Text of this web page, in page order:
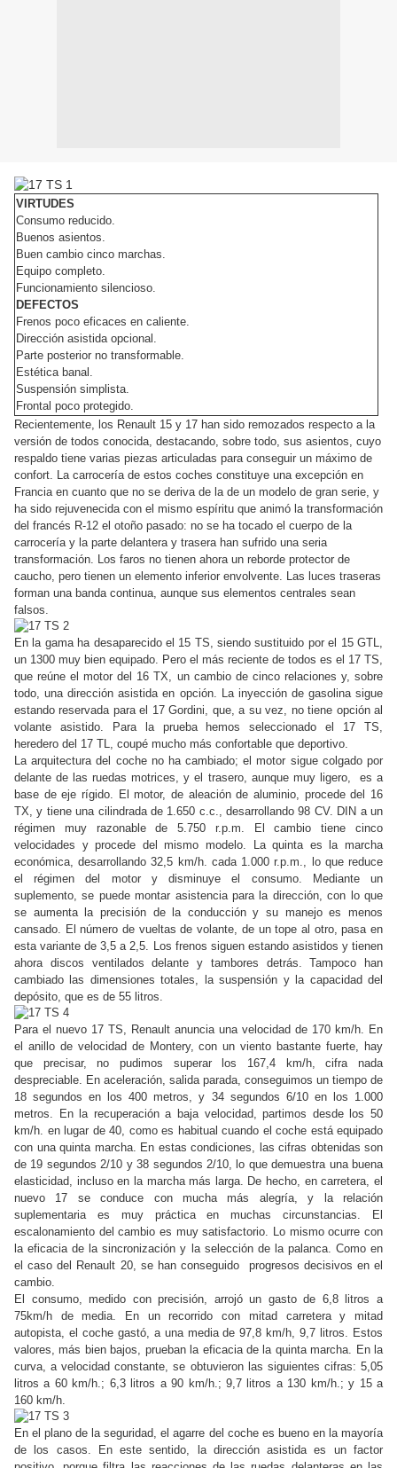
VIRTUDES
Consumo reducido.
Buenos asientos.
Buen cambio cinco marchas.
Equipo completo.
Funcionamiento silencioso.
DEFECTOS
Frenos poco eficaces en caliente.
Dirección asistida opcional.
Parte posterior no transformable.
Estética banal.
Suspensión simplista.
Frontal poco protegido.
Recientemente, los Renault 15 y 17 han sido remozados respecto a la
versión de todos conocida, destacando, sobre todo, sus asientos, cuyo
respaldo tiene varias piezas articuladas para conseguir un máximo de
confort. La carrocería de estos coches constituye una excepción en
Francia en cuanto que no se deriva de la de un modelo de gran serie, y
ha sido rejuvenecida con el mismo espíritu que animó la transformación
del francés R-12 el otoño pasado: no se ha tocado el cuerpo de la
carrocería y la parte delantera y trasera han sufrido una seria
transformación. Los faros no tienen ahora un reborde protector de
caucho, pero tienen un elemento inferior envolvente. Las luces traseras
forman una banda continua, aunque sus elementos centrales sean
falsos.
En la gama ha desaparecido el 15 TS, siendo sustituido por el 15 GTL,
un 1300 muy bien equipado. Pero el más reciente de todos es el 17 TS,
que reúne el motor del 16 TX, un cambio de cinco relaciones y, sobre
todo, una dirección asistida en opción. La inyección de gasolina sigue
estando reservada para el 17 Gordini, que, a su vez, no tiene opción al
volante asistido. Para la prueba hemos seleccionado el 17 TS,
heredero del 17 TL, coupé mucho más confortable que deportivo.
La arquitectura del coche no ha cambiado; el motor sigue colgado por
delante de las ruedas motrices, y el trasero, aunque muy ligero, es a
base de eje rígido. El motor, de aleación de aluminio, procede del 16
TX, y tiene una cilindrada de 1.650 c.c., desarrollando 98 CV. DIN a un
régimen muy razonable de 5.750 r.p.m. El cambio tiene cinco
velocidades y procede del mismo modelo. La quinta es la marcha
económica, desarrollando 32,5 km/h. cada 1.000 r.p.m., lo que reduce
el régimen del motor y disminuye el consumo. Mediante un
suplemento, se puede montar asistencia para la dirección, con lo que
se aumenta la precisión de la conducción y su manejo es menos
cansado. El número de vueltas de volante, de un tope al otro, pasa en
esta variante de 3,5 a 2,5. Los frenos siguen estando asistidos y tienen
ahora discos ventilados delante y tambores detrás. Tampoco han
cambiado las dimensiones totales, la suspensión y la capacidad del
depósito, que es de 55 litros.
Para el nuevo 17 TS, Renault anuncia una velocidad de 170 km/h. En
el anillo de velocidad de Montery, con un viento bastante fuerte, hay
que precisar, no pudimos superar los 167,4 km/h, cifra nada
despreciable. En aceleración, salida parada, conseguimos un tiempo de
18 segundos en los 400 metros, y 34 segundos 6/10 en los 1.000
metros. En la recuperación a baja velocidad, partimos desde los 50
km/h. en lugar de 40, como es habitual cuando el coche está equipado
con una quinta marcha. En estas condiciones, las cifras obtenidas son
de 19 segundos 2/10 y 38 segundos 2/10, lo que demuestra una buena
elasticidad, incluso en la marcha más larga. De hecho, en carretera, el
nuevo 17 se conduce con mucha más alegría, y la relación
suplementaria es muy práctica en muchas circunstancias. El
escalonamiento del cambio es muy satisfactorio. Lo mismo ocurre con
la eficacia de la sincronización y la selección de la palanca. Como en
el caso del Renault 20, se han conseguido progresos decisivos en el
cambio.
El consumo, medido con precisión, arrojó un gasto de 6,8 litros a
75km/h de media. En un recorrido con mitad carretera y mitad
autopista, el coche gastó, a una media de 97,8 km/h, 9,7 litros. Estos
valores, más bien bajos, prueban la eficacia de la quinta marcha. En la
curva, a velocidad constante, se obtuvieron las siguientes cifras: 5,05
litros a 60 km/h.; 6,3 litros a 90 km/h.; 9,7 litros a 130 km/h.; y 15 a
160 km/h.
En el plano de la seguridad, el agarre del coche es bueno en la mayoría
de los casos. En este sentido, la dirección asistida es un factor